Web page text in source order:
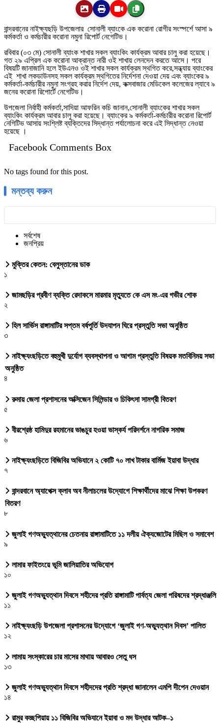
বান্দরবানের নাইক্ষ্যছড়ি উপজেলার সোনালী ব্যাংকে এক করোনা রোগীর সংস্পর্শে আসা ৯
কর্মকর্তা ও কর্মচারীর করোনা নমুনা রিপোর্ট নেগেটিভ।
রবিবার (০৩ মে) সোনালী ব্যাংক শাখার সকল ব্যাংকিং কার্যক্রম আবার চালু করা হয়েছে।
গত ২৯ এপ্রিল এক করোনা আক্রান্ত নারী ওই শাখায় লেনদেন করতে আসে। পরে
বিষয়টি জানাজানি হলে ইউএনও ওই শাখার সকল কার্যক্রম স্থগিত করে,সন্ধ্যায় ব্যাংকের
এই শাখা লকডাউনসহ সকল কার্যক্রম স্থগিতের নির্দেশনা দেওয়া দেয় এবং ব্যাংকের ৯
কর্মকর্তা-কর্মচারীর নমুনা সংগ্রহ করার নির্দেশ দেয়, কক্সবাজার মেডিকেল কলেজের ল্যাবে ৯
জনের করোনা রিপোর্টে নেগেটিভ।
উপজেলা নির্বাহী কর্মকর্তা,সাদিয়া আফরিন কচি জানান,সোনালী ব্যাংকের শাখার সকল
ব্যাংকিং কার্যক্রম আবার চালু করা হয়েছে। ব্যাংকের ৯ কর্মকর্তা-কর্মচারীর করোনা রিপোর্ট
নেগিটিভ আসায় সংশ্লিষ্ট ব্যক্তিদের সিদ্ধান্ত পর্যালোচনা করে এই সিদ্ধান্ত নেওয়া
হয়েছে ।
Facebook Comments Box
No tags found for this post.
মন্তব্য করুন
সর্বশেষ
জনপ্রিয়
মুক্তির কেতন: বেলুস্তানের ডাক
১
জামছড়ির প্রবীণ ব্যক্তি রেদাকসে মারমার মৃত্যুতে কে এস মং-এর গভীর শোক
২
হিল সার্ভিস রাঙ্গামাটির সপ্তম বর্ষপূর্তি উদযাপন ঘিরে প্রস্তুতি সভা অনুষ্ঠিত
৩
নাইক্ষ্যংছড়িতে বহুমুখী দুর্যোগ ব্যবস্থাপনা ও আগাম প্রস্তুতি বিষয়ক মতবিনিময় সভা
অনুষ্ঠিত
৪
রুমায় জেলা প্রশাসনের অক্সিজেন সিলিন্ডার ও চিকিৎসা সামগ্রী বিতরণ
৫
বীরশ্রেষ্ঠ হামিদুর রহমানের ভাঙচুর হওয়া ভাস্কর্য পরিদর্শনে নাগরিক সমাজ
৬
নাইক্ষ্যংছড়িতে বিজিবির অভিযানে ২ কোটি ৭০ লাখ টাকার বার্মিজ ইয়াবা উদ্ধার
৭
বান্দরবানে অ্যাপেক্স ক্লাব অব নীলাচলের উদ্যোগে শিক্ষার্থীদের মাঝে শিক্ষা উপকরণ
বিতরণ
৮
জুলাই গণঅভ্যুত্থানের চেতনায় রাঙ্গামাটিতে ১১ দলীয় ঐক্যজোটের মিছিল ও সমাবেশ
৯
লামার ফাইতংয়ে ভূমি জালিয়াতির অভিযোগ
১০
জুলাই গণঅভ্যুত্থান দিবসে শহীদের প্রতি রাঙ্গামাটি পার্বত্য জেলা পরিষদের শ্রদ্ধাঞ্জলি
১১
নাইক্ষ্যংছড়ি উপজেলা প্রশাসনের উদ্যোগে ‘জুলাই গণ-অভ্যুত্থান দিবস’ পালিত
১২
লামায় সংস্কারের চার মাসের মাথায় আবারও সেতু ধস
১৩
জুলাই গণঅভ্যুত্থান দিবসে শহীদদের প্রতি শ্রদ্ধা জানালেন এমপি দীপেন দেওয়ান
১৪
রামুর কচ্ছপিয়ায় ১১ বিজিবির অভিযানে ইয়াবা ও মদ উদ্ধার আটক–১